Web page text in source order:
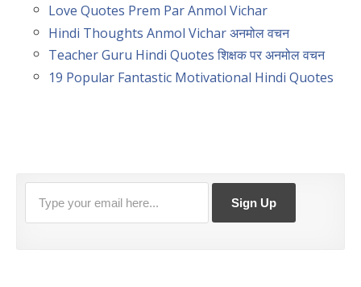
Love Quotes Prem Par Anmol Vichar
Hindi Thoughts Anmol Vichar अनमोल वचन
Teacher Guru Hindi Quotes शिक्षक पर अनमोल वचन
19 Popular Fantastic Motivational Hindi Quotes